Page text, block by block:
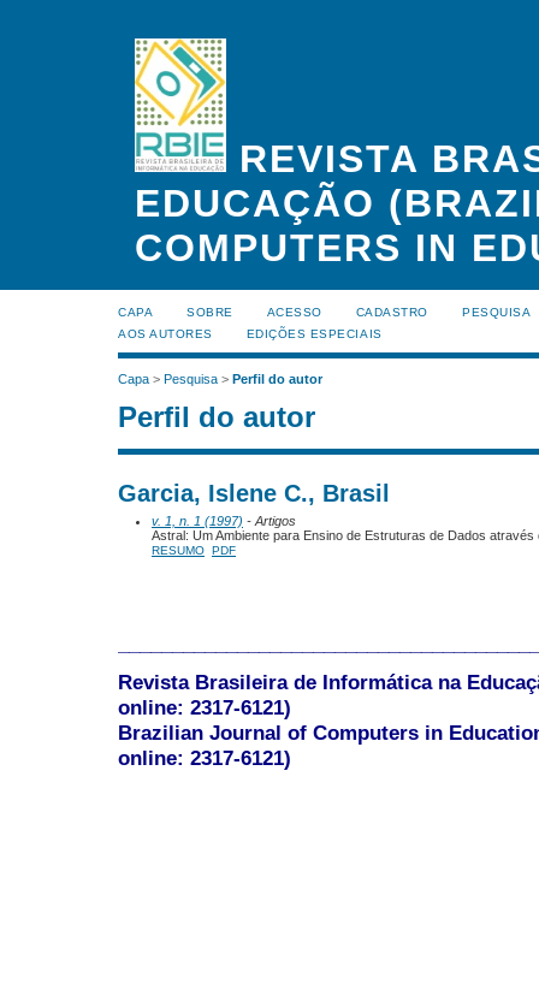
REVISTA
EDUCAÇÃO
COMPUTERS IN
CAPA SOBRE ACESSO CADASTRO
PESQUISA
AOS AUTORES
EDIÇÕES ESPECIAIS
Capa > Pesquisa > Perfil do autor
Perfil do autor
Garcia, Islene C., Brasil
v. 1, n. 1 (1997) - Artigos
Astral: Um Ambiente para Ensino de Estruturas de Dados através
RESUMO PDF
Revista Brasileira de Informática na
online: 2317-6121)
Brazilian Journal of Computers in
online: 2317-6121)